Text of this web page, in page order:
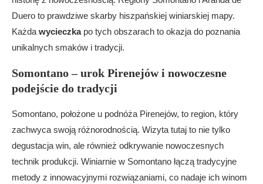
Duero to prawdziwe skarby hiszpańskiej winiarskiej mapy.
Każda wycieczkapo tych obszarach to okazja do poznania
unikalnych smaków i tradycji.
Somontano – urok Pirenejów i nowoczesne
podejście do tradycji
Somontano, położone u podnóża Pirenejów, to region, który
zachwyca swoją różnorodnością. Wizyta tutaj to nie tylko
degustacja win, ale również odkrywanie nowoczesnych
technik produkcji. Winiarnie w Somontano łączą tradycyjne
metody z innowacyjnymi rozwiązaniami, co nadaje ich winom